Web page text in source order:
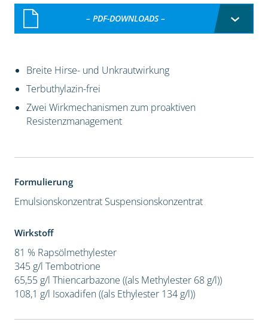
– PDF-DOWNLOADS –
Breite Hirse- und Unkrautwirkung
Terbuthylazin-frei
Zwei Wirkmechanismen zum proaktiven
Resistenzmanagement
Formulierung
Emulsionskonzentrat Suspensionskonzentrat
Wirkstoff
81 % Rapsölmethylester
345 g/l Tembotrione
65,55 g/l Thiencarbazone ((als Methylester 68 g/l))
108,1 g/l Isoxadifen ((als Ethylester 134 g/l))